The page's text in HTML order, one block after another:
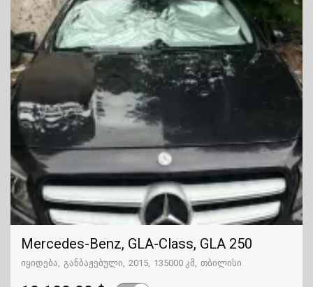
Mercedes-Benz, GLA-Class, GLA 250
იყიდება განბაჟებული 2015 135000 კმ თბილისი